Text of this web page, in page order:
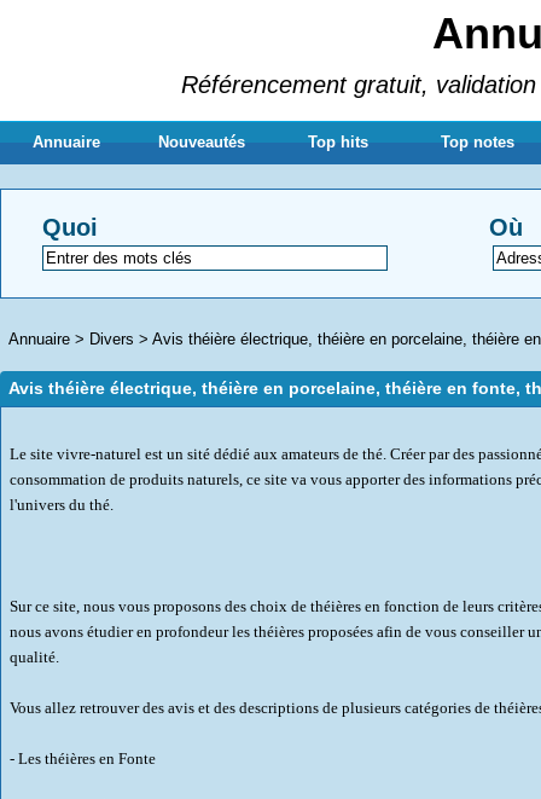
Référencement gratuit,
Annuaire Nouveautés Top hits Top notes
Quoi Où
Annuaire > Divers > Avis théière électrique, théière en porcelaine, théière
Avis théière électrique, théière en porcelaine, théière en fonte,
Le site vivre-naturel est un sité dédié aux amateurs de thé. Créer par des
consommation de produits naturels, ce site va vous apporter des informations
l'univers du thé.
Sur ce site, nous vous proposons des choix de théières en fonction de leurs
nous avons étudier en profondeur les théières proposées afin de vous conseiller
qualité.
Vous allez retrouver des avis et des descriptions de plusieurs catégories de
- Les théières en Fonte